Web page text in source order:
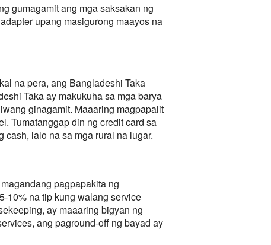
gumagamit ang mga saksakan ng
upang masigurong maayos na
na pera, ang Bangladeshi Taka
Taka ay makukuha sa mga barya
ginagamit. Maaaring magpapalit
Tumatanggap din ng credit card sa
lalo na sa mga rural na lugar.
pagpapakita ng
10% na tip kung walang service
ay maaaring bigyan ng
ang paground-off ng bayad ay